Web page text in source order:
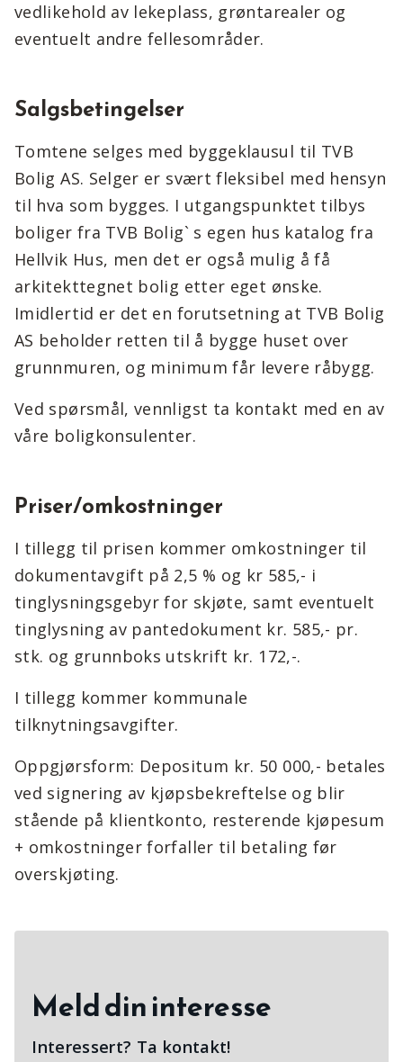
vedlikehold av lekeplass, grøntarealer og
eventuelt andre fellesområder.
Salgsbetingelser
Tomtene selges med byggeklausul til TVB
Bolig AS. Selger er svært fleksibel med hensyn
til hva som bygges. I utgangspunktet tilbys
boliger fra TVB Bolig` s egen hus katalog fra
Hellvik Hus, men det er også mulig å få
arkitekttegnet bolig etter eget ønske.
Imidlertid er det en forutsetning at TVB Bolig
AS beholder retten til å bygge huset over
grunnmuren, og minimum får levere råbygg.
Ved spørsmål, vennligst ta kontakt med en av
våre boligkonsulenter.
Priser/omkostninger
I tillegg til prisen kommer omkostninger til
dokumentavgift på 2,5 % og kr 585,- i
tinglysningsgebyr for skjøte, samt eventuelt
tinglysning av pantedokument kr. 585,- pr.
stk. og grunnboks utskrift kr. 172,-.
I tillegg kommer kommunale
tilknytningsavgifter.
Oppgjørsform: Depositum kr. 50 000,- betales
ved signering av kjøpsbekreftelse og blir
stående på klientkonto, resterende kjøpesum
+ omkostninger forfaller til betaling før
overskjøting.
Meld din interesse
Interessert? Ta kontakt!